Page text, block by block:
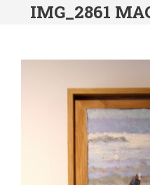
IMG_2861